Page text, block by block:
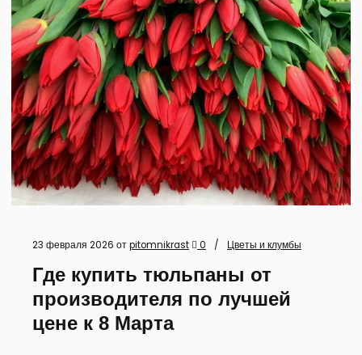
23 февраля 2026 отpitomnikrast 0 Цветы и клумбы
Где купить тюльпаны от
производителя по лучшей
цене к 8 Марта